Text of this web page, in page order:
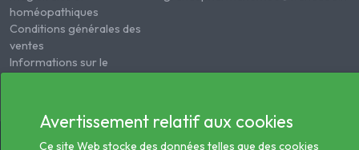
homéopathiques
Conditions générales des
ventes
Informations sur le
Avertissement relatif aux cookies
Ce site Web stocke des données telles que des cookies